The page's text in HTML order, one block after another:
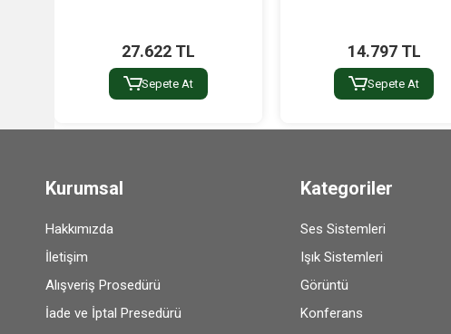
27.622 TL
Sepete At
14.797 TL
Sepete At
Kurumsal
Hakkımızda
İletişim
Alışveriş Prosedürü
İade ve İptal Presedürü
Kategoriler
Ses Sistemleri
Işık Sistemleri
Görüntü
Konferans